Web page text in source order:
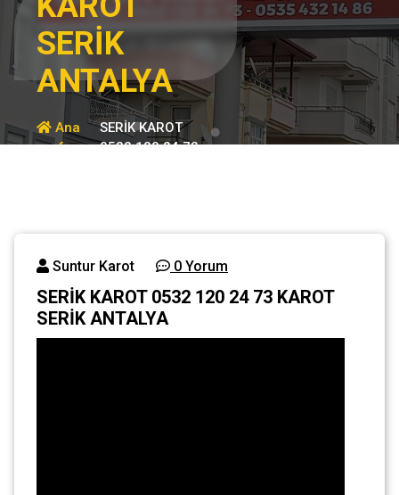
SERİK
ANTALYA
Ana
sayfa
SERİK KAROT
0532 120 24 73
Suntur Karot 0 Yorum
SERİK KAROT 0532 120 24 73 KAROT
SERİK ANTALYA